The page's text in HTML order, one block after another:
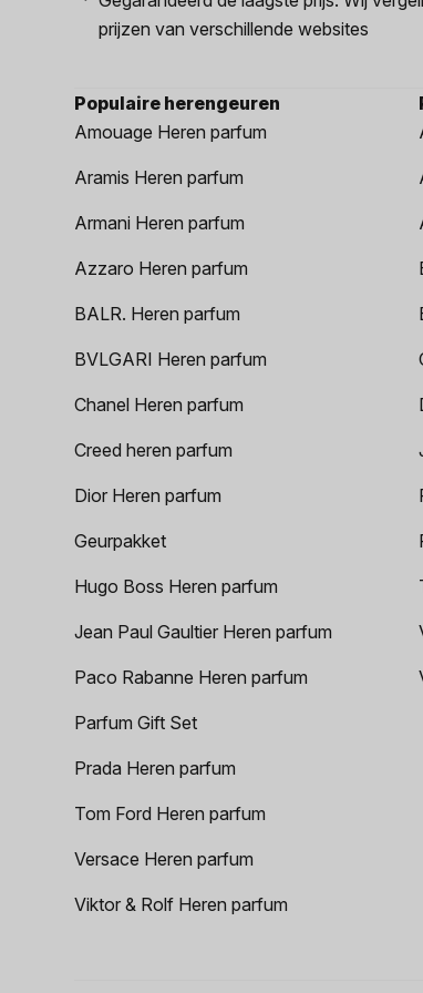
prijzen van verschillende websites
Populaire herengeuren
Amouage Heren parfum
Aramis Heren parfum
Armani Heren parfum
Azzaro Heren parfum
BALR. Heren parfum
BVLGARI Heren parfum
Chanel Heren parfum
Creed heren parfum
Dior Heren parfum
Geurpakket
Hugo Boss Heren parfum
Jean Paul Gaultier Heren parfum
Paco Rabanne Heren parfum
Parfum Gift Set
Prada Heren parfum
Tom Ford Heren parfum
Versace Heren parfum
Viktor & Rolf Heren parfum